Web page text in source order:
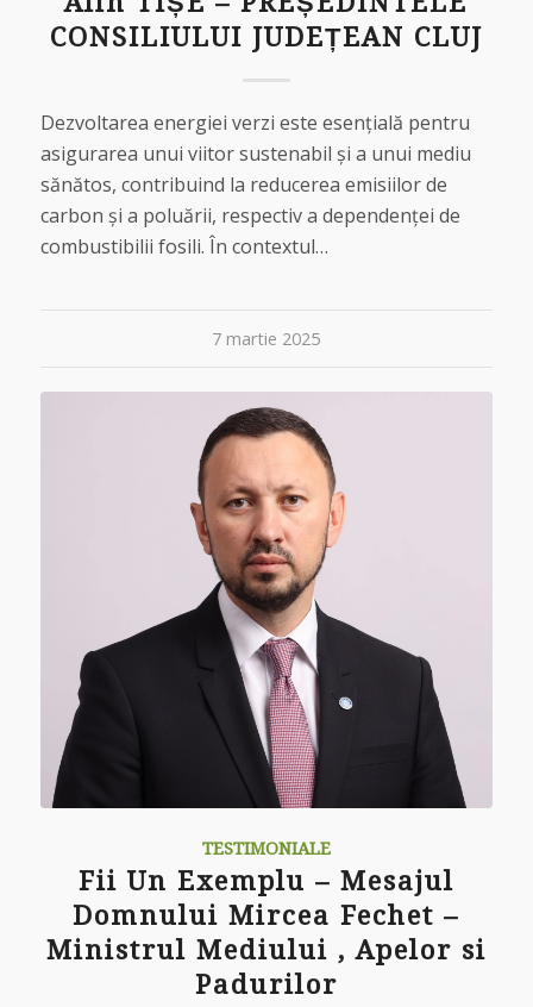
CONSILIULUI JUDEȚEAN CLUJ
Dezvoltarea energiei verzi este esențială pentru
asigurarea unui viitor sustenabil și a unui mediu
sănătos, contribuind la reducerea emisiilor de
carbon și a poluării, respectiv a dependenței de
combustibilii fosili. În contextul…
7 martie 2025
TESTIMONIALE
Fii Un Exemplu – Mesajul
Domnului Mircea Fechet –
Ministrul Mediului , Apelor si
Padurilor